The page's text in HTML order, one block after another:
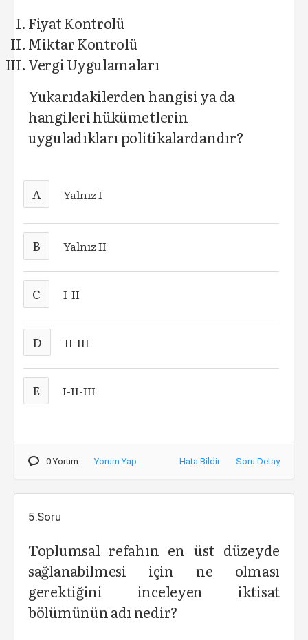
Fiyat Kontrolü
Miktar Kontrolü
Vergi Uygulamaları
Yukarıdakilerden hangisi ya da
hangileri hükümetlerin
uyguladıkları politikalardandır?
A Yalnız I
B Yalnız II
C I-II
D II-III
E I-II-III
0 Yorum Yorum Yap Hata Bildir Soru Detay
5.Soru
Toplumsal refahın en üst düzeyde
sağlanabilmesi için ne olması
gerektiğini inceleyen iktisat
bölümünün adı nedir?